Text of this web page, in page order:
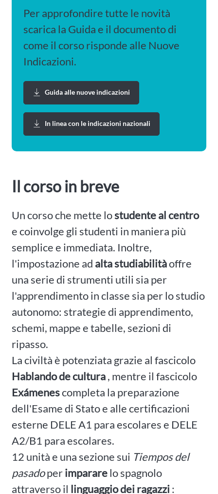
Per approfondire tutte le novità
scarica la Guida e il documento di
come il corso risponde alle Nuove
Indicazioni.
Guida alle nuove indicazioni
In linea con le indicazioni nazionali
Il corso in breve
Un corso che mette lostudente al centro
e coinvolge gli studenti in maniera più
semplice e immediata. Inoltre,
l'impostazione ad alta studiabilitàoffre
una serie di strumenti utili sia per
l'apprendimento in classe sia per lo studio
autonomo: strategie di apprendimento,
schemi, mappe e tabelle, sezioni di
ripasso.
La civiltà è potenziata grazie al fascicolo
Hablando de cultura, mentre il fascicolo
Exámenescompleta la preparazione
dell'Esame di Stato e alle certificazioni
esterne DELE A1 para escolares e DELE
A2/B1 para escolares.
12 unità e una sezione sui Tiempos del
pasadoperimpararelo spagnolo
attraverso il linguaggio dei ragazzi :